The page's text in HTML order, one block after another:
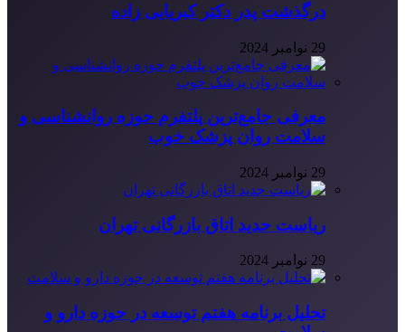
درگذشت پدر دکتر کبریایی زاده
29 نوامبر 2024
معرفی جامع‌ترین پلتفرم حوزه روانشناسی و
سلامت روان پزشک خوب
29 نوامبر 2024
ریاست جدید اتاق بازرگانی تهران
29 نوامبر 2024
تحلیل برنامه هفتم توسعه در حوزه دارو و